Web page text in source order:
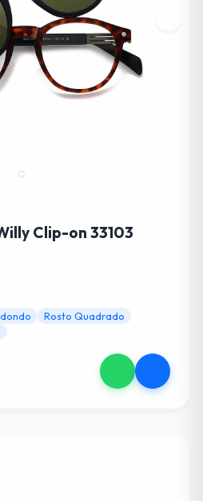
Clip-on 33103
Rosto Quadrado